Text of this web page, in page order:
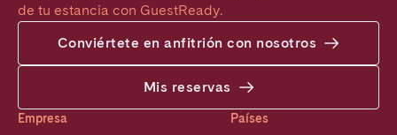
de tu estancia con GuestReady.
Conviértete en anfitrión con nosotros
Mis reservas
Empresa Países